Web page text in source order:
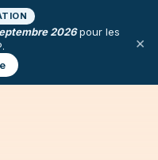
2026pour les
×